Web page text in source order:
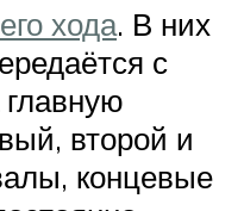
хода. В них
с
второй и
концевые